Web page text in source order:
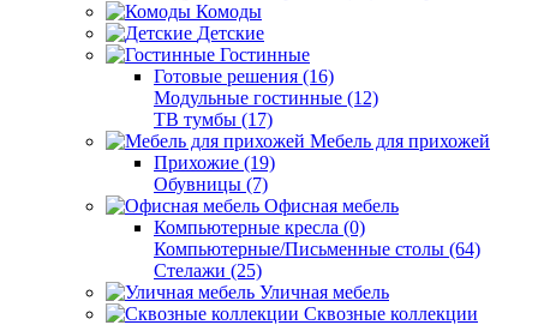
Комоды
Детские
Гостинные
Готовые решения (16)
Модульные гостинные (12)
ТВ тумбы (17)
Мебель для прихожей
Прихожие (19)
Обувницы (7)
Офисная мебель
Компьютерные кресла (0)
Компьютерные/Письменные столы (64)
Стелажи (25)
Уличная мебель
Сквозные коллекции